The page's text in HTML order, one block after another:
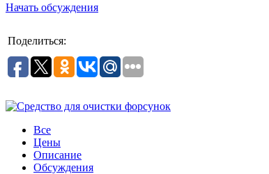
Начать обсуждения
Поделиться:
Все
Цены
Описание
Обсуждения